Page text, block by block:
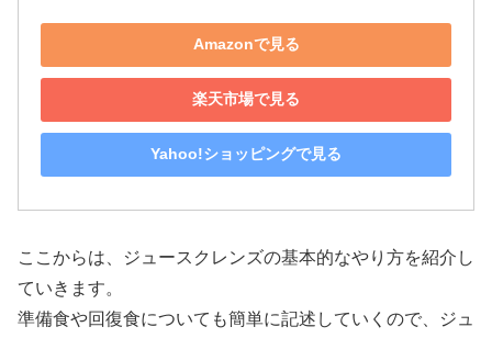
Amazonで見る
楽天市場で見る
Yahoo!ショッピングで見る
ここからは、ジュースクレンズの基本的なやり方を紹介し
ていきます。
準備食や回復食についても簡単に記述していくので、ジュ